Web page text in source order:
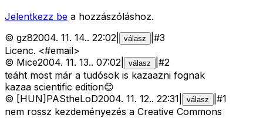
Jelentkezz be a hozzászóláshoz.
© gz82004. 11. 14.. 22:02 válasz #3
Licenc. <#email>
© Mice2004. 11. 13.. 07:02 válasz #2
teáht most már a tudósok is kazaazni fognak
kazaa scientific edition😊
© [HUN]PAStheLoD2004. 11. 12.. 22:31 válasz #1
nem rossz kezdeményezés a Creative Commons